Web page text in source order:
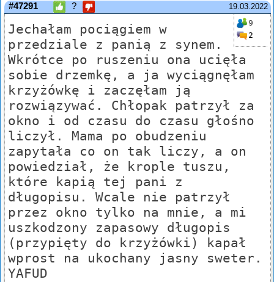
19.03.2022
#47291 ?
9
2
Jechałam pociągiem w
przedziale z panią z synem.
Wkrótce po ruszeniu ona ucięła
sobie drzemkę, a ja wyciągnęłam
krzyżówkę i zaczęłam ją
rozwiązywać. Chłopak patrzył za
okno i od czasu do czasu głośno
liczył. Mama po obudzeniu
zapytała co on tak liczy, a on
powiedział, że krople tuszu,
które kapią tej pani z
długopisu. Wcale nie patrzył
przez okno tylko na mnie, a mi
uszkodzony zapasowy długopis
(przypięty do krzyżówki) kapał
wprost na ukochany jasny sweter.
YAFUD